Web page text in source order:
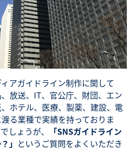
アガイドライン制作に関して
放送、IT、官公庁、財団、エン
ホテル、医療、製薬、建設、電
る業種で実績を持っておりま
しょうが、
「SNSガイドライン
」 というご質問をよくいただき